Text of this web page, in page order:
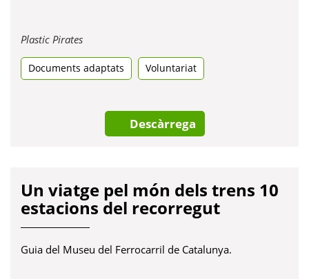
Plastic PiratesObre
una
pestanya
Documents adaptats Voluntariat
Descàrrega
Un viatge pel món dels trens 10
estacions del recorregut
Guia del Museu del Ferrocarril de Catalunya.